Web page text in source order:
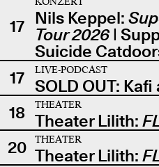
17 Nils Keppel:
Tour 2026|
Suicide
17
LIVE-PODCAST
SOLD OUT:
18
THEATER
Theater Lilith:
20
THEATER
Theater Lilith: